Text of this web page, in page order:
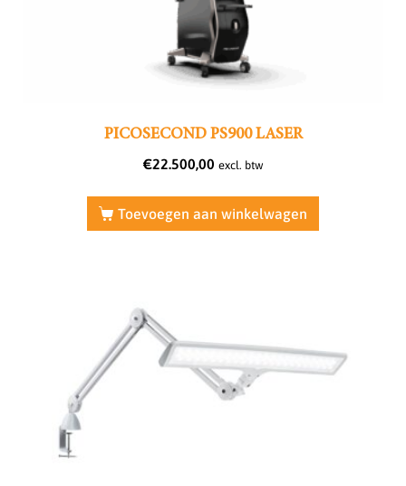
PICOSECOND PS900 LASER
€22.500,00 excl. btw
Toevoegen aan winkelwagen